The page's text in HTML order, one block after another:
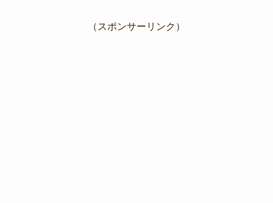
（スポンサーリンク）